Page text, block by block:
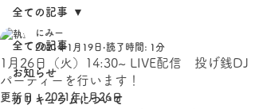
全ての記事
お知らせ
カリキュラムについて
全ての記事
1月26日（火）14:30~ LIVE配信 投げ銭DJ
パーティーを行います！
にみー
2021年1月19日 読了時間: 1分
更新日：2021年1月26日